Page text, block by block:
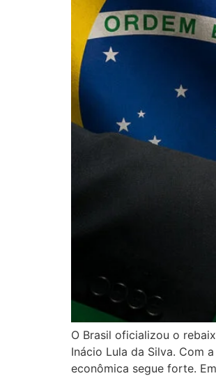
O Brasil oficializou o
Inácio Lula da Silva. Com
econômica segue forte.